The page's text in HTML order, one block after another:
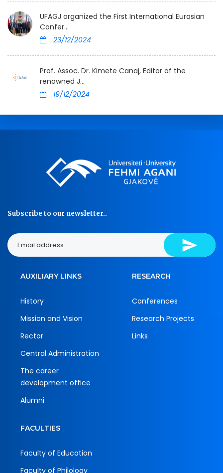
UFAGJ organized the First International Eurasian
Confer...
23/12/2024
Prof. Assoc. Dr. Kimete Canaj, Editor of the
renowned J...
19/12/2024
Subscribe to our newsletter..
AUXILIARY LINKS
History
Mission and Vision
Rector
Central Administration
The career
development office
Alumni
RESEARCH
Conferences
Research Projects
Links
FACULTIES
Faculty of Education
Faculty of Philology